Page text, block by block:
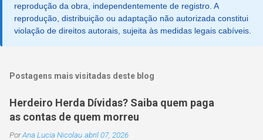
m
e
n
i
reprodução da obra, independentemente de registro. A
reprodução, distribuição ou adaptação não autorizada constitui
violação de direitos autorais, sujeita às medidas legais cabíveis.
Postagens mais visitadas deste blog
Herdeiro Herda Dívidas? Saiba quem paga
as contas de quem morreu
PorAna Lucia Nicolau abril 07, 2026